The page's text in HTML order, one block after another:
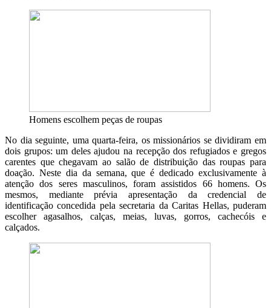
Homens escolhem peças de roupas
No dia seguinte, uma quarta-feira, os missionários se dividiram em
dois grupos: um deles ajudou na recepção dos refugiados e gregos
carentes que chegavam ao salão de distribuição das roupas para
doação. Neste dia da semana, que é dedicado exclusivamente à
atenção dos seres masculinos, foram assistidos 66 homens. Os
mesmos, mediante prévia apresentação da credencial de
identificação concedida pela secretaria da Caritas Hellas, puderam
escolher agasalhos, calças, meias, luvas, gorros, cachecóis e
calçados.